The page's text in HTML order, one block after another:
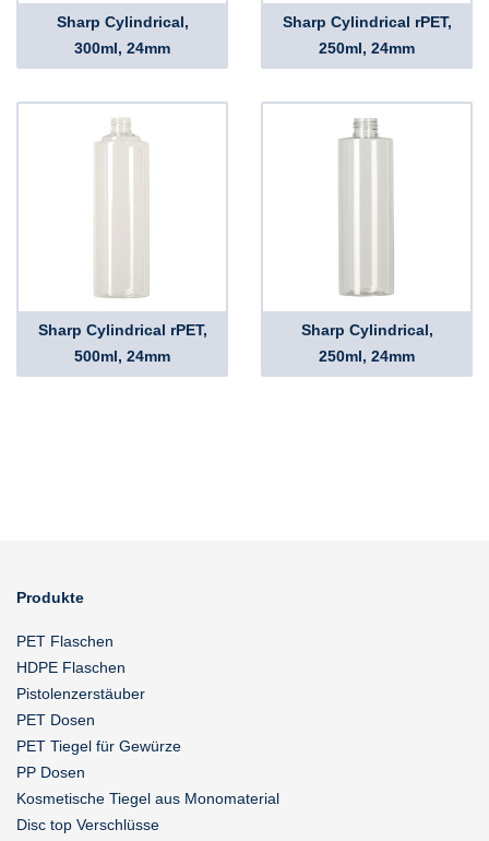
Sharp Cylindrical,
300ml, 24mm
Sharp Cylindrical rPET,
250ml, 24mm
Sharp Cylindrical rPET,
500ml, 24mm
Sharp Cylindrical,
250ml, 24mm
Produkte
PET Flaschen
HDPE Flaschen
Pistolenzerstäuber
PET Dosen
PET Tiegel für Gewürze
PP Dosen
Kosmetische Tiegel aus Monomaterial
Disc top Verschlüsse